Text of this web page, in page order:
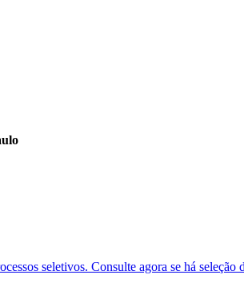
seletivos. Consulte agora se há seleção